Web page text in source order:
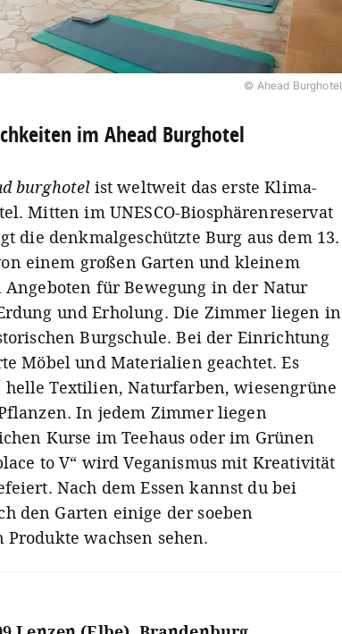
© Ahead Burghotel
im Ahead Burghotel
burghotelist weltweit das erste Klima-
Mitten im UNESCO-Biosphärenreservat
die denkmalgeschützte Burg aus dem 13.
einem großen Garten und kleinem
Angeboten für Bewegung in der Natur
und Erholung. Die Zimmer liegen in
Burgschule. Bei der Einrichtung
Möbel und Materialien geachtet. Es
Textilien, Naturfarben, wiesengrüne
In jedem Zimmer liegen
Kurse im Teehaus oder im Grünen
to V“ wird Veganismus mit Kreativität
Nach dem Essen kannst du bei
den Garten einige der soeben
wachsen sehen.